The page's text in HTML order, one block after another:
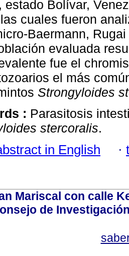
estado Bolívar,
cuales fueron
Baermann,
evaluada
fue el
el más
Strongyloides
: Parasitosis
stercoralis.
in English ·
Mariscal con calle
de